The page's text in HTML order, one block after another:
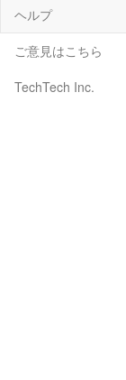
ヘルプ
ご意見はこちら
TechTech Inc.